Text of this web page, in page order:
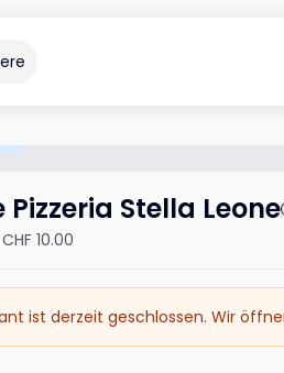
Stella Leone
CHF 10.00
ist derzeit geschlossen. Wir